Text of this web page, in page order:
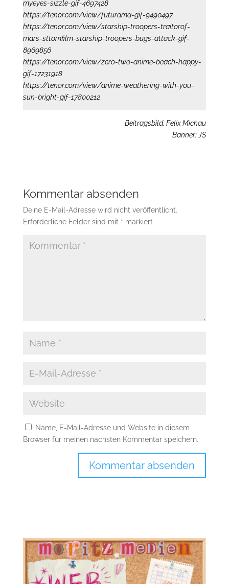
myeyes-sizzle-gif-4697428
https://tenor.com/view/futurama-gif-9490497
https://tenor.com/view/starship-troopers-traitorof-
mars-sttomfilm-starship-troopers-bugs-attack-gif-
8969856
https://tenor.com/view/zero-two-anime-beach-happy-
gif-17231918
https://tenor.com/view/anime-weathering-with-you-
sun-bright-gif-17800212
Beitragsbild: Felix Michau
Banner: JS
Kommentar absenden
Deine E-Mail-Adresse wird nicht veröffentlicht.
Erforderliche Felder sind mit * markiert
Name, E-Mail-Adresse und Website in diesem
Browser für meinen nächsten Kommentar speichern.